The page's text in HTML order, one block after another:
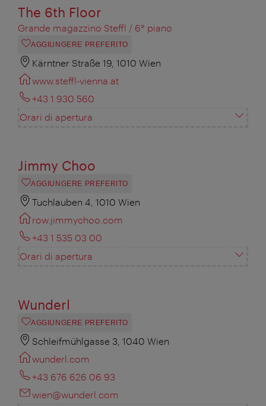
The 6th Floor
Grande magazzino Steffl / 6° piano
AGGIUNGERE PREFERITO
Kärntner Straße 19, 1010 Wien
www.steffl-vienna.at
+43 1 930 560
Orari di apertura
Jimmy Choo
AGGIUNGERE PREFERITO
Tuchlauben 4, 1010 Wien
row.jimmychoo.com
+43 1 535 03 00
Orari di apertura
Wunderl
AGGIUNGERE PREFERITO
Schleifmühlgasse 3, 1040 Wien
wunderl.com
+43 676 626 06 93
wien@wunderl.com